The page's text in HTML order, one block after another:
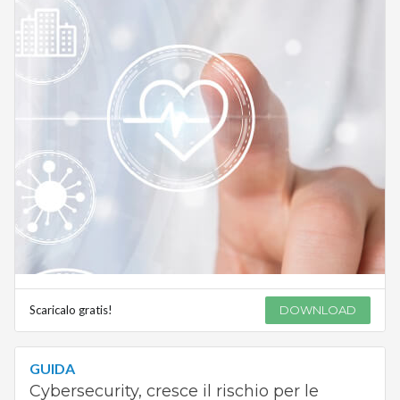
Scaricalo gratis! DOWNLOAD
GUIDA
Cybersecurity, cresce il rischio per le